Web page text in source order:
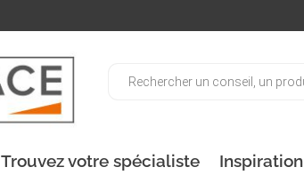
Trouvez votre spécialiste Inspiration